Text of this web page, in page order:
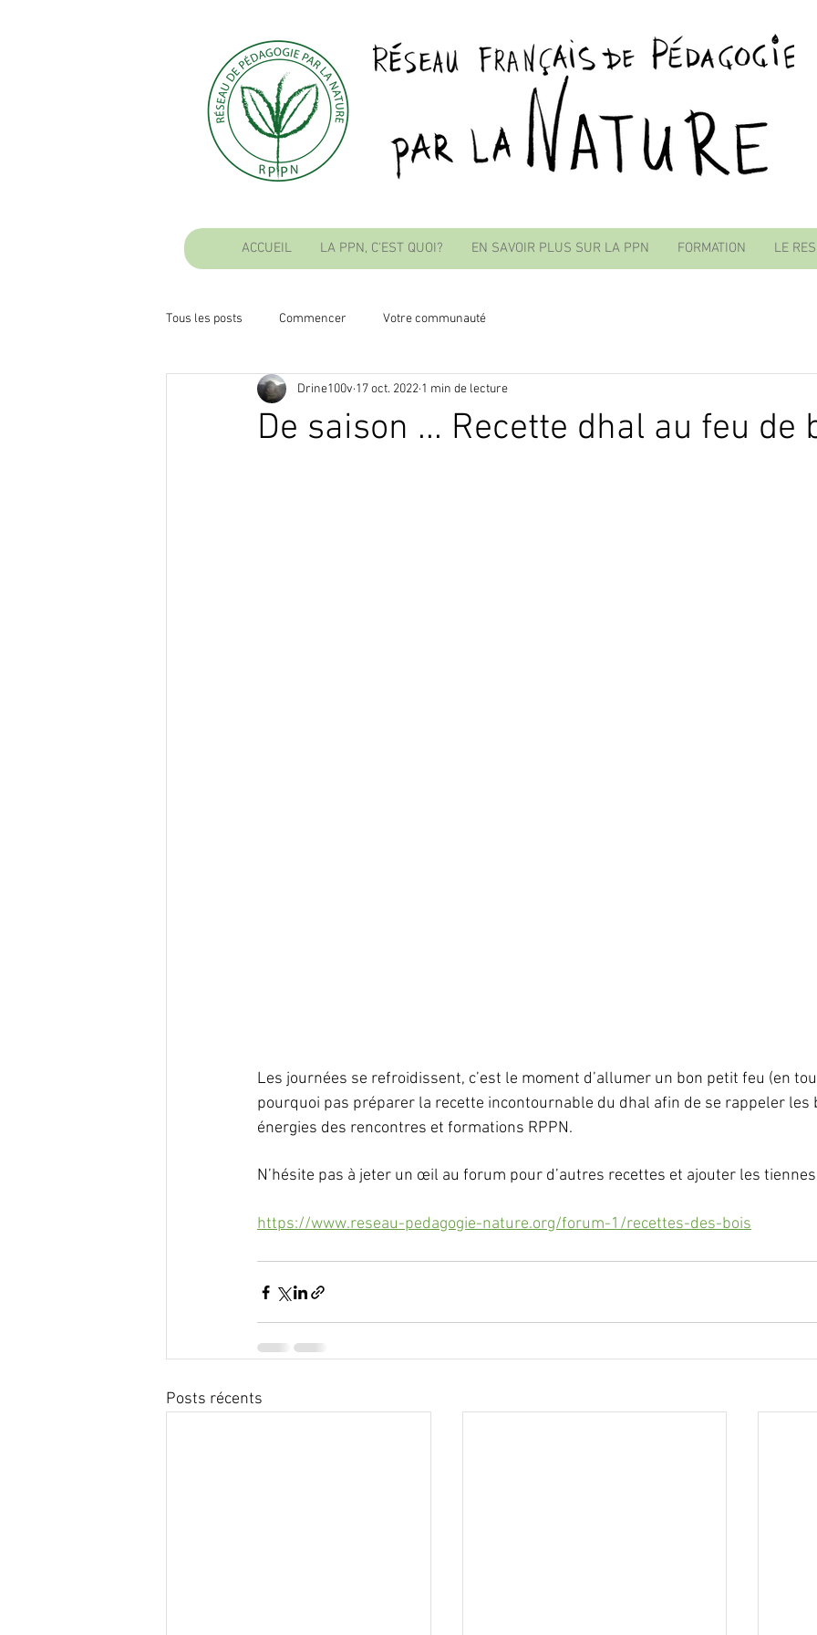
ACCUEIL LA PPN, C'EST QUOI? EN SAVOIR PLUS SUR LA PPN FORMATION LE
Tous les posts Commencer Votre communauté
De saison ... Recette dhal au feu de
Drine100v 17 oct. 2022 1 min de lecture
Les journées se refroidissent, c’est le moment d’allumer un bon petit feu (en
pourquoi pas préparer la recette incontournable du dhal afin de se rappeler les
énergies des rencontres et formations RPPN.
N’hésite pas à jeter un œil au forum pour d’autres recettes et ajouter les
https://www.reseau-pedagogie-nature.org/forum-1/recettes-des-bois
Posts récents